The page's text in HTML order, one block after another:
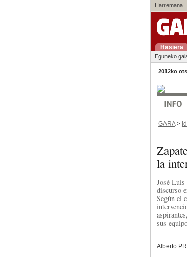
Harremana
Hasiera
Eguneko
2012ko
GARA>
la
José Luis
discurso
Según el
sus
Alberto